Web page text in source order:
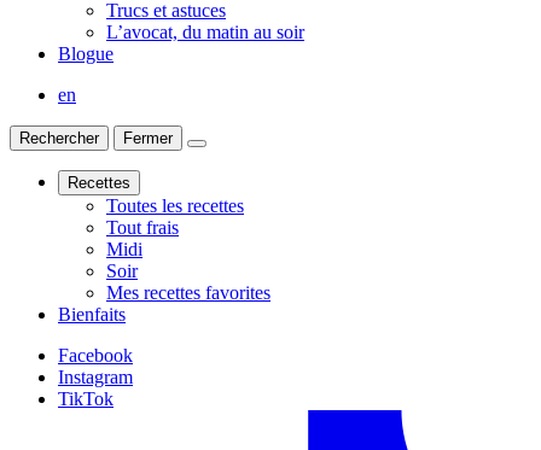
Trucs et astuces
L’avocat, du matin au soir
Blogue
en
Rechercher Fermer
Recettes
Toutes les recettes
Tout frais
Midi
Soir
Mes recettes favorites
Bienfaits
Facebook
Instagram
TikTok